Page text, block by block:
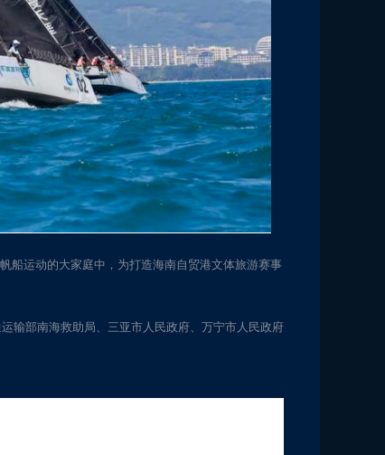
船运动的大家庭中，为打造海南自贸港文体旅游赛事
输部南海救助局、三亚市人民政府、万宁市人民政府